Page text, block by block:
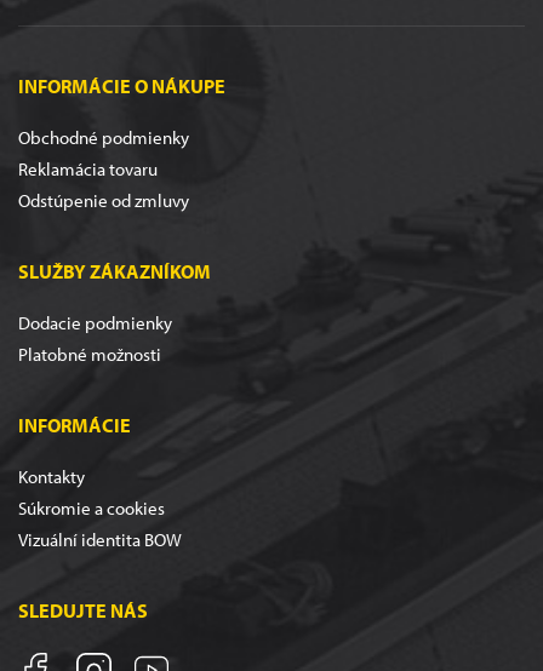
INFORMÁCIE O NÁKUPE
Obchodné podmienky
Reklamácia tovaru
Odstúpenie od zmluvy
SLUŽBY ZÁKAZNÍKOM
Dodacie podmienky
Platobné možnosti
INFORMÁCIE
Kontakty
Súkromie a cookies
Vizuální identita BOW
SLEDUJTE NÁS